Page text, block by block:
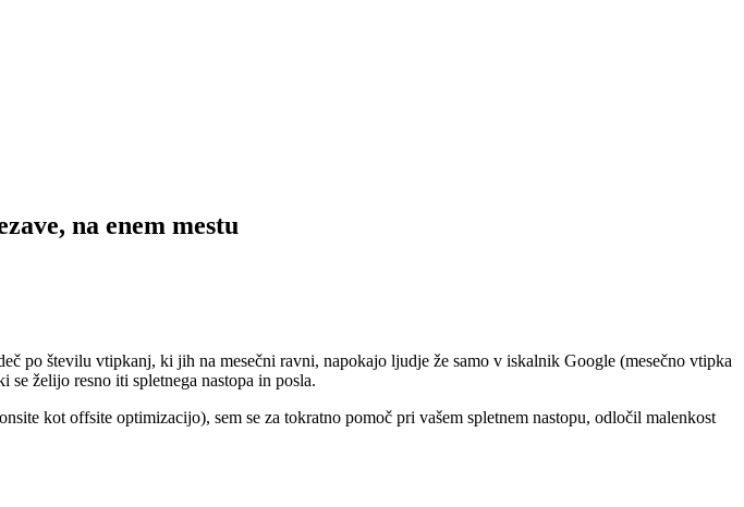
na enem mestu
po številu vtipkanj, ki jih na mesečni ravni, napokajo ljudje že samo v iskalnik Google (mesečno vtipka
želijo resno iti spletnega nastopa in posla.
kot offsite optimizacijo), sem se za tokratno pomoč pri vašem spletnem nastopu, odločil malenkost